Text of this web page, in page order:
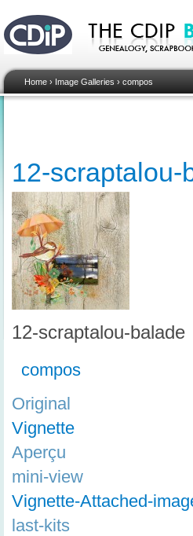
Home › Image Galleries › compos
12-scraptalou-
12-scraptalou-balade
compos
Original
Vignette
Aperçu
mini-view
Vignette-Attached-
last-kits